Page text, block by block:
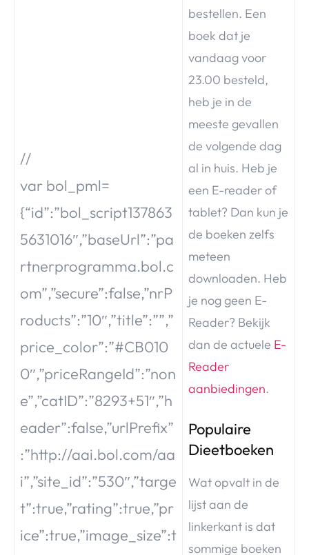
//
var bol_pml=
{“id”:”bol_script137863
5631016″,”baseUrl”:”pa
rtnerprogramma.bol.c
om”,”secure”:false,”nrP
roducts”:”10″,”title”:””,”
price_color”:”#CB010
0″,”priceRangeId”:”non
e”,”catID”:”8293+51″,”h
eader”:false,”urlPrefix”
:”http://aai.bol.com/aa
i”,”site_id”:”530″,”targe
t”:true,”rating”:true,”pr
ice”:true,”image_size”:t
bestellen. Een
boek dat je
vandaag voor
23.00 besteld,
heb je in de
meeste gevallen
de volgende dag
al in huis. Heb je
een E-reader of
tablet? Dan kun je
de boeken zelfs
meteen
downloaden. Heb
je nog geen E-
Reader? Bekijk
dan de actuele E-
Reader
aanbiedingen.
Populaire
Dieetboeken
Wat opvalt in de
lijst aan de
linkerkant is dat
sommige boeken